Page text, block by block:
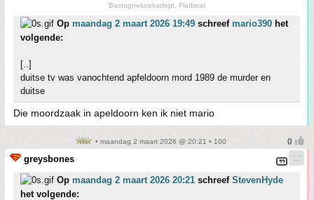
Bastognekoekadept, Flatbeat
Op maandag 2 maart 2026 19:49 schreef mario390 het
volgende:
[..]
duitse tv was vanochtend apfeldoorn mord 1989 de murder en
duitse
Die moordzaak in apeldoorn ken ik niet mario
• maandag 2 maart 2026 @ 20:21 • 100
greysbones
Op maandag 2 maart 2026 20:21 schreef StevenHyde
het volgende: